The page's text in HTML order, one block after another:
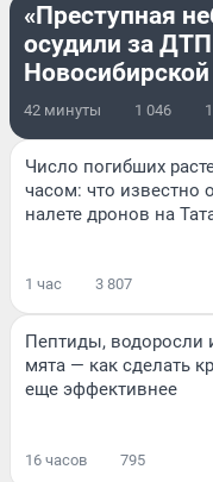
«Преступная
осудили за
42 минуты 1 046
Число погибших
часом: что известно
налете дронов на
1 час 3 807
Пептиды, водоросли
мята — как сделать
еще эффективнее
16 часов 795